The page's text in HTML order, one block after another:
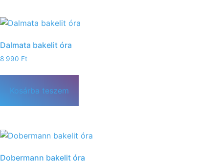
Dalmata bakelit óra
8 990 Ft
Kosárba teszem
Dobermann bakelit óra